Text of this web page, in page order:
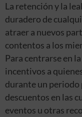
La retención y la
duradero de
atraer a nuevos
contentos a los
Para centrarse en
incentivos a
durante un
descuentos en las
eventos u otras